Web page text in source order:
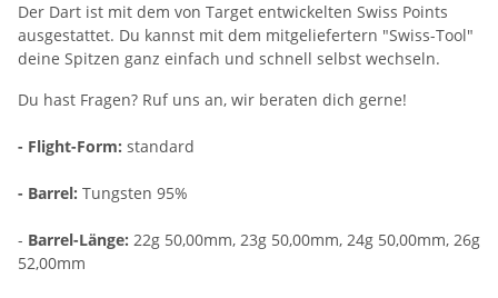
Der Dart ist mit dem von Target entwickelten Swiss Points
ausgestattet. Du kannst mit dem mitgeliefertern "Swiss-Tool"
deine Spitzen ganz einfach und schnell selbst wechseln.
Du hast Fragen? Ruf uns an, wir beraten dich gerne!
- Flight-Form: standard
- Barrel: Tungsten 95%
- Barrel-Länge: 22g 50,00mm, 23g 50,00mm, 24g 50,00mm, 26g
52,00mm